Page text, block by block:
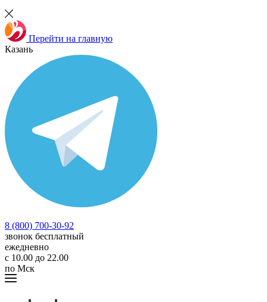
Перейти на главную
Казань
8 (800) 700-30-92
звонок бесплатный
ежедневно
с 10.00 до 22.00
по Мск